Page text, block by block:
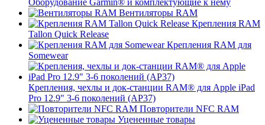
Оборудование Garmin® и комплектующие к нему
Вентиляторы RAM
Крепления RAM
Tallon Quick Release
Крепления RAM для
Somewear
Крепления, чехлы и док-станции RAM® для Apple iPad
Pro 12.9" 3-6 поколений (AP37)
Повторители NFC RAM
Уцененные товары